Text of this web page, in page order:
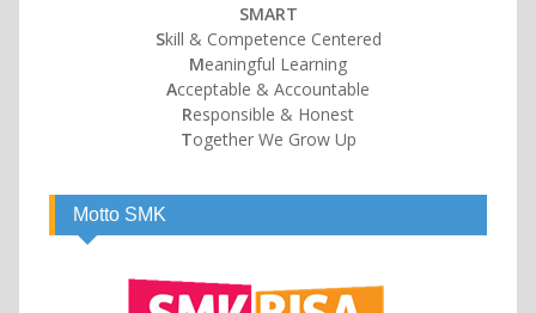
SMART
Skill & Competence Centered
Meaningful Learning
Acceptable & Accountable
Responsible & Honest
Together We Grow Up
Motto SMK